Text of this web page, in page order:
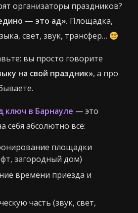
организаторы праздников?
— это ад». Площадка,
свет, звук, трансфер…
вы просто говорите
на свой праздник», а про
ключ в Барнауле — это
себя абсолютно всё:
площадки
загородный дом)
времени приезда и
часть (звук, свет,